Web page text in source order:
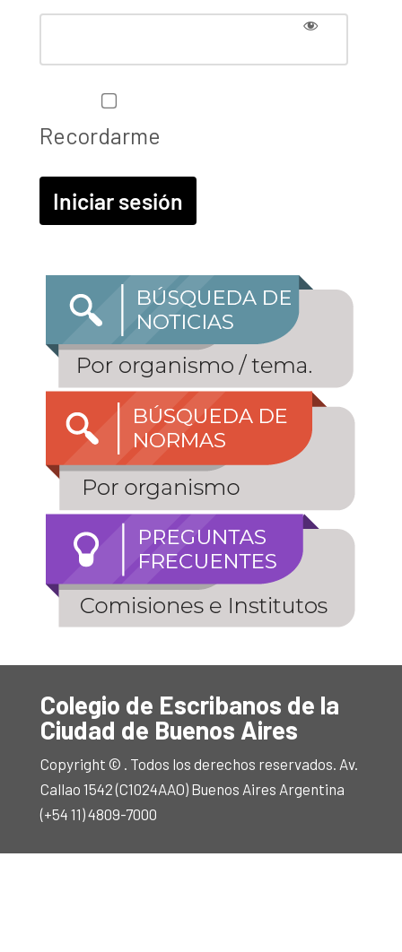
Recordarme
Colegio de Escribanos de la
Ciudad de Buenos Aires
Copyright © . Todos los derechos reservados. Av.
Callao 1542 (C1024AAO) Buenos Aires Argentina
(+54 11) 4809-7000